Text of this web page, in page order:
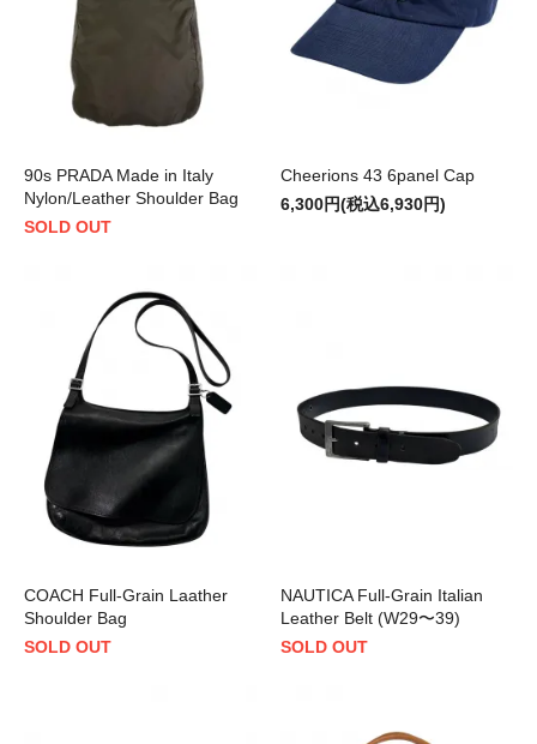
90s PRADA Made in Italy
Nylon/Leather Shoulder Bag
SOLD OUT
Cheerions 43 6panel Cap
6,300円(税込6,930円)
COACH Full-Grain Laather
Shoulder Bag
SOLD OUT
NAUTICA Full-Grain Italian
Leather Belt (W29〜39)
SOLD OUT